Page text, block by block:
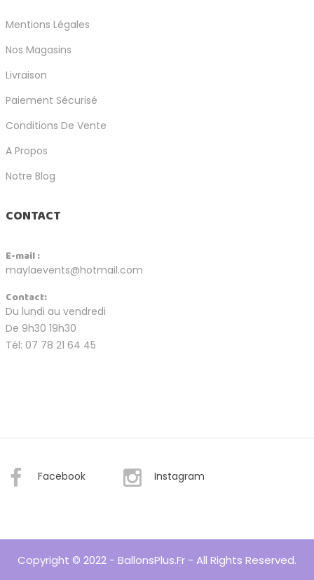
Mentions Légales
Nos Magasins
Livraison
Paiement Sécurisé
Conditions De Vente
A Propos
Notre Blog
CONTACT
E-mail :
maylaevents@hotmail.com
Contact:
Du lundi au vendredi
De 9h30 19h30
Tél: 07 78 21 64 45
Facebook Instagram
Copyright © 2022 - BallonsPlus.fr - All Rights Reserved.